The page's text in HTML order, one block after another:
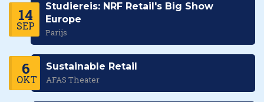
14
SEP
Studiereis: NRF Retail's Big Show
Europe
Parijs
6
OKT
Sustainable Retail
AFAS Theater